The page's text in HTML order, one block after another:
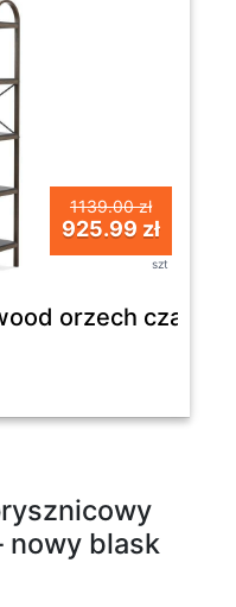
1139.00 zł
925.99 zł
szt
orzech
nowy blask